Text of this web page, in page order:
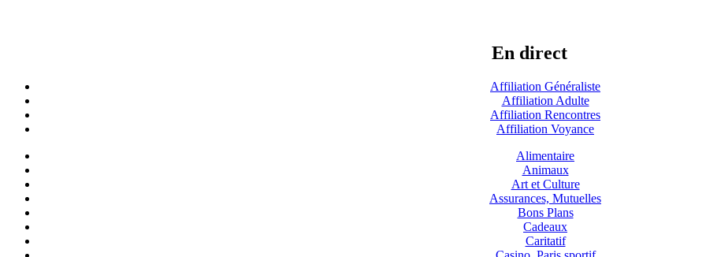
En direct
Affiliation Généraliste
Affiliation Adulte
Affiliation Rencontres
Affiliation Voyance
Alimentaire
Animaux
Art et Culture
Assurances, Mutuelles
Bons Plans
Cadeaux
Caritatif